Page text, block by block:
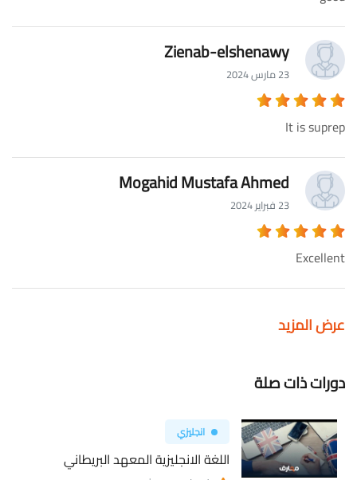
Zienab-elshenawy
23 مارس 2024
It is suprep
Mogahid Mustafa Ahmed
23 فبراير 2024
Excellent
عرض المزيد
دورات ذات صلة
انجليزي
اللغة الانجليزية المعهد البريطاني